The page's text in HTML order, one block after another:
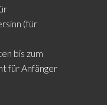
(für
bis zum
für Anfänger